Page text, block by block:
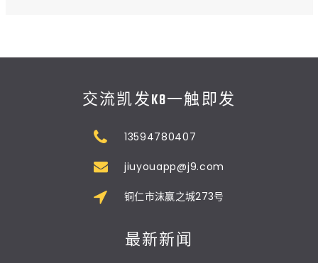
交流凯发K8一触即发
13594780407
jiuyouapp@j9.com
铜仁市沫赢之城273号
最新新闻